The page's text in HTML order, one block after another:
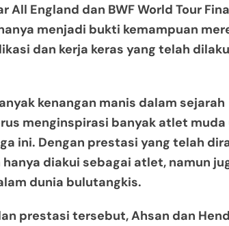
England dan BWF World Tour
menjadi bukti kemampuan
dan kerja keras yang telah
kenangan manis dalam sejarah
menginspirasi banyak atlet
ini. Dengan prestasi yang telah
diakui sebagai atlet, namun
dunia bulutangkis.
prestasi tersebut, Ahsan dan